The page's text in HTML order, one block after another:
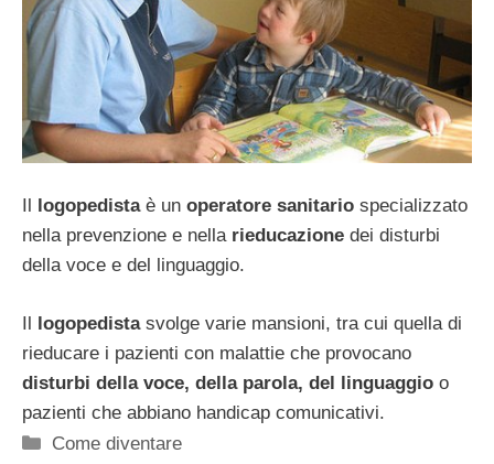
Il logopedistaè un operatore sanitario specializzato
nella prevenzione e nellarieducazione dei disturbi
della voce e del linguaggio.
Il logopedistasvolge varie mansioni, tra cui quella di
rieducare i pazienti con malattie che provocano
disturbi della voce, della parola, del linguaggio o
pazienti che abbiano handicap comunicativi.
Categorie
Come diventare